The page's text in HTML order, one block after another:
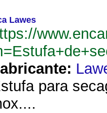
Lawes
para